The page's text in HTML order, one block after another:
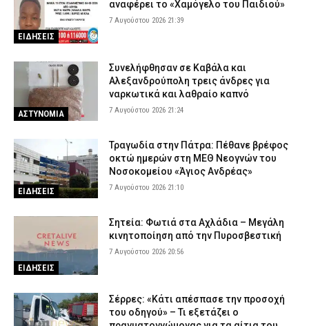
ΕΙΔΗΣΕΙΣ
αναφέρει το «Χαμόγελο του Παιδιού»
7 Αυγούστου 2026 21:39
ΑΣΤΥΝΟΜΙΑ
Συνελήφθησαν σε Καβάλα και
Αλεξανδρούπολη τρεις άνδρες για
ναρκωτικά και λαθραίο καπνό
7 Αυγούστου 2026 21:24
ΕΙΔΗΣΕΙΣ
Τραγωδία στην Πάτρα: Πέθανε βρέφος
οκτώ ημερών στη ΜΕΘ Νεογνών του
Νοσοκομείου «Άγιος Ανδρέας»
7 Αυγούστου 2026 21:10
ΕΙΔΗΣΕΙΣ
Σητεία: Φωτιά στα Αχλάδια – Μεγάλη
κινητοποίηση από την Πυροσβεστική
7 Αυγούστου 2026 20:56
Σέρρες: «Κάτι απέσπασε την προσοχή
του οδηγού» – Τι εξετάζει ο